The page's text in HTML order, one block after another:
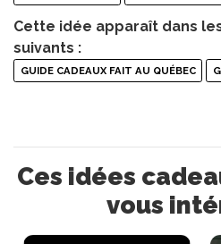
Cette idée apparaît dans
suivants :
GUIDE CADEAUX FAIT AU QUÉBEC
Ces idées
vous